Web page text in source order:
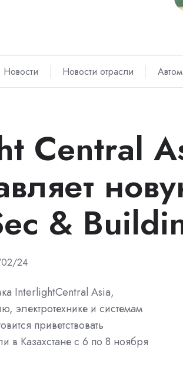
Новости Новости отрасли
Central
&
24
InterlightCentral Asia,
электротехнике и системам
приветствовать
в Казахстане с 6 по 8 ноября